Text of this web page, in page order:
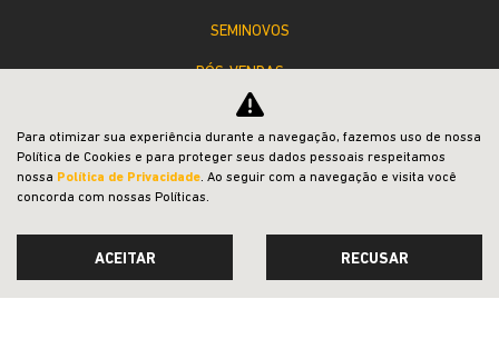
SEMINOVOS
PÓS-VENDAS
INSTITUCIONAL
COMPARATIVO
Para otimizar sua experiência durante a navegação, fazemos uso de nossa
Política de Cookies e para proteger seus dados pessoais respeitamos
nossa Política de Privacidade. Ao seguir com a navegação e visita você
concorda com nossas Políticas.
ACEITAR RECUSAR